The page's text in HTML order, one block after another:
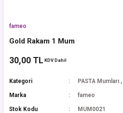
fameo
Gold Rakam 1 Mum
30,00 TL KDV Dahil
Kategori PASTA Mumları ,
Marka fameo
Stok Kodu MUM0021